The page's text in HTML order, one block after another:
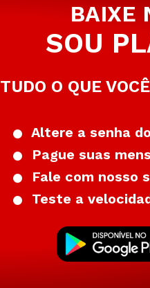
BAIXE
SOU
TUDO O QUE
Altere a senha
Pague suas
Fale com nosso
Teste a